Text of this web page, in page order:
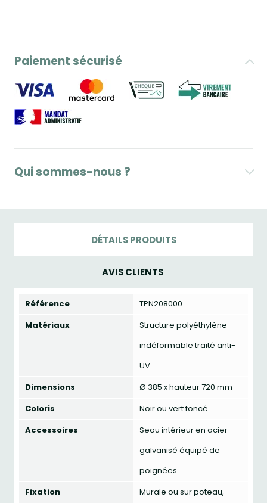
Paiement sécurisé
Qui sommes-nous ?
DÉTAILS PRODUITS
AVIS CLIENTS
Référence
TPN208000
Matériaux
Structure polyéthylène
indéformable traité anti-
UV
Dimensions
Ø 385 x hauteur 720 mm
Coloris
Noir ou vert foncé
Accessoires
Seau intérieur en acier
galvanisé équipé de
poignées
Fixation
Murale ou sur poteau,